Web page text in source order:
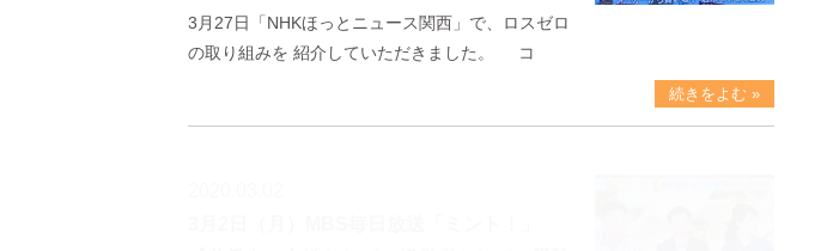
3月27日「NHKほっとニュース関西」で、ロスゼロ
の取り組みを 紹介していただきました。 コ
続きをよむ »